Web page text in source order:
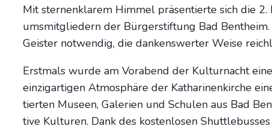
Mit ster­nen­kla­rem Him­mel prä­sen­tier­te sich die
ums­mit­glie­dern der Bür­ger­stif­tung Bad
Geis­ter not­wen­dig, die dan­kens­wer­ter Wei­se
Erst­mals wur­de am Vor­abend der Kul­tur­nacht
ein­zig­ar­ti­gen Atmo­sphä­re der Katha­ri­nen­kir­che
tier­ten Muse­en, Gale­rien und Schu­len aus Bad
ti­ve Kul­tu­ren. Dank des kos­ten­lo­sen